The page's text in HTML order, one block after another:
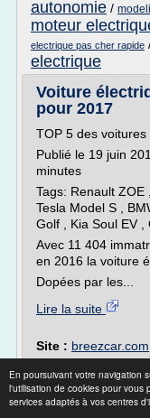
En poursuivant votre navigation
l'utilisation de cookies pour vous
services adaptés à vos centres
autonomie /
moteur
electrique pas cher rapide
electrique
Voiture
pour 2017
TOP 5 des
Publié le 19 juin
minutes
Tags: Renault ZOE
Tesla Model S ,
Golf , Kia Soul EV ,
Avec 11 404
en 2016 la voiture
Dopées par les...
Lire la suite
Site : breezcar.com
Camion Porte
Bazemore